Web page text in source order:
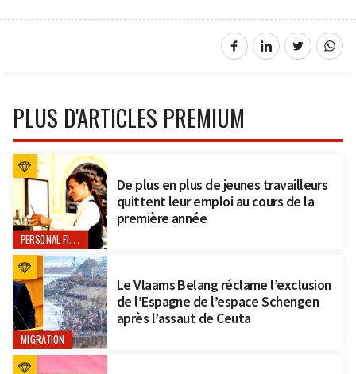
PLUS D'ARTICLES PREMIUM
PERSONAL FINANCE
De plus en plus de jeunes travailleurs
quittent leur emploi au cours de la
première année
MIGRATION
Le Vlaams Belang réclame l’exclusion
de l’Espagne de l’espace Schengen
après l’assaut de Ceuta